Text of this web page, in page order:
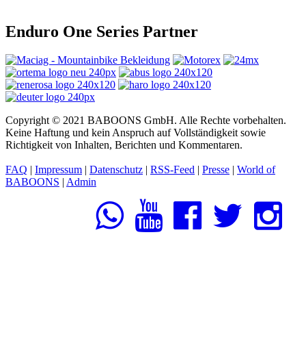
Enduro One Series Partner
Copyright © 2021 BABOONS GmbH. Alle Rechte vorbehalten.
Keine Haftung und kein Anspruch auf Vollständigkeit sowie
Richtigkeit von Inhalten, Berichten und Kommentaren.
FAQ Impressum Datenschutz RSS-Feed Presse
World of
BABOONS
Admin